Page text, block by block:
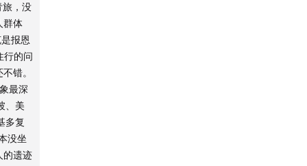
旅，没
群体
报恩
行的问
错。
最深
、美
多复
没坐
的遗迹